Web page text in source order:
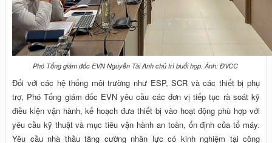
Phó Tổng giám đốc EVN Nguyễn Tài Anh chủ trì buổi họp. Ảnh: ĐVCC
Đối với các hệ thống môi trường như ESP, SCR và các thiết bị phụ
trợ, Phó Tổng giám đốc EVN yêu cầu các đơn vị tiếp tục rà soát kỹ
điều kiện vận hành, kế hoạch đưa thiết bị vào hoạt động phù hợp với
yêu cầu kỹ thuật và mục tiêu vận hành an toàn, ổn định của tổ máy.
Yêu cầu nhà thầu tăng cường nhân lực có kinh nghiệm tại công